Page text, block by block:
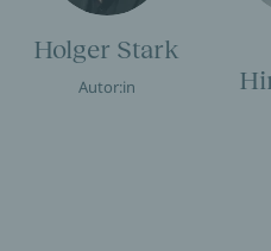
Holger Stark
Autor:in